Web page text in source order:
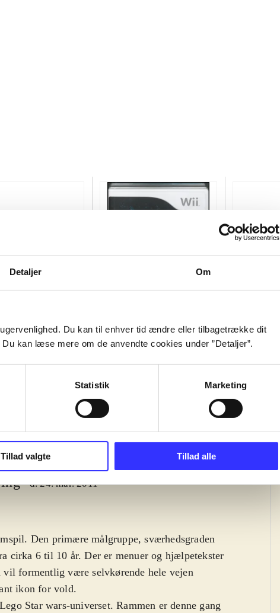
Detaljer Om
Du kan til enhver tid ændre eller tilbagetrække dit
kan læse mere om de anvendte cookies under ”Detaljer”.
Statistik Marketing
Tillad valgte Tillad alle
- dark of the
Lego star wars - the
Lego
Caribbean
d. 24. mar. 2011
Den primære målgruppe, sværhedsgraden
cirka 6 til 10 år. Der er menuer og hjælpetekster
vil formentlig være selvkørende hele vejen
ikon for vold.
Star wars-universet. Rammen er denne gang